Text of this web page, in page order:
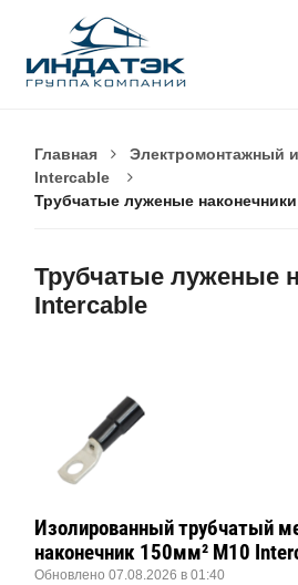
Главная
Электромонтажный
Intercable
Трубчатые луженые
Трубчатые луженые
Intercable
Изолированный трубчатый
наконечник 150мм² M10
Обновлено 07.08.2026 в 01:40